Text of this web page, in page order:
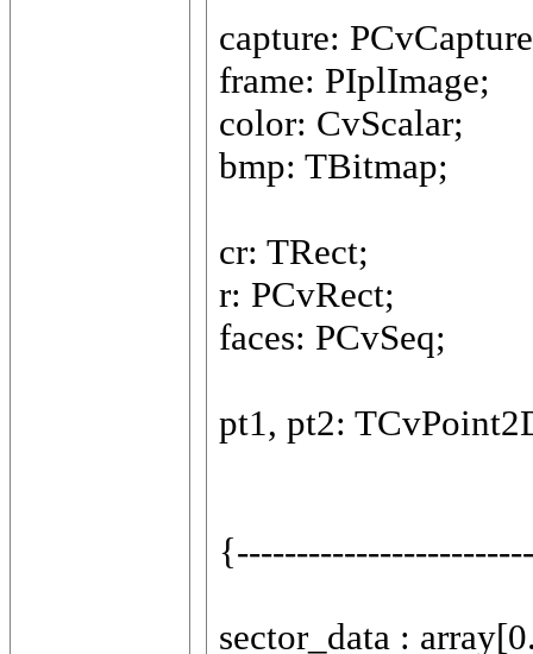
capture:
frame: PIplImage;
color: CvScalar;
bmp: TBitmap;
cr: TRect;
r: PCvRect;
faces: PCvSeq;
pt1, pt2:
sector_data :